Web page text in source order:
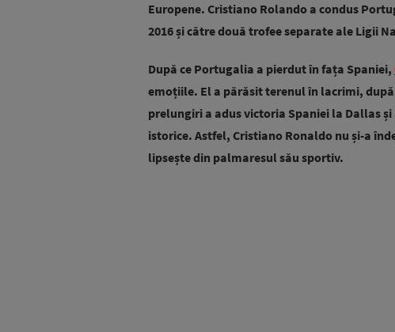
Europene. Cristiano Rolando a condus
2016 și către două trofee separate ale Ligii
După ce Portugalia a pierdut în fața Spaniei,
emoțiile. El a părăsit terenul în lacrimi,
prelungiri a adus victoria Spaniei la Dallas
istorice. Astfel, Cristiano Ronaldo nu și-a
lipsește din palmaresul său sportiv.